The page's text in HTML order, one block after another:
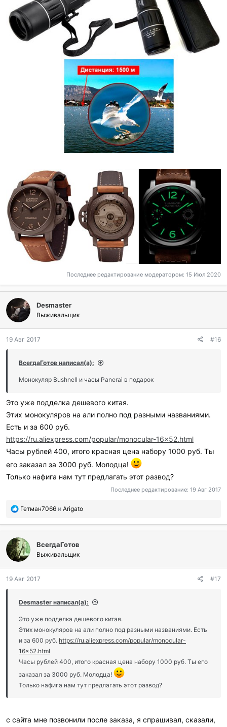
Последнее редактирование модератором: 15 Июл 2020
Desmaster
Выживальщик
19 Авг 2017 #16
ВсегдаГотов написал(а):
Монокуляр Bushnell и часы Panerai в подарок
Это уже подделка дешевого китая.
Этих монокуляров на али полно под разными названиями.
Есть и за 600 руб.
https://ru.aliexpress.com/popular/monocular-16x52.html
Часы рублей 400, итого красная цена набору 1000 руб. Ты
его заказал за 3000 руб. Молодца!
Только нафига нам тут предлагать этот развод?
Последнее редактирование: 19 Авг 2017
П
б
л
а
г
о
а
и
и
:
Гетман7066 и Arigato
ВсегдаГотов
Выживальщик
19 Авг 2017 #17
Desmaster написал(а):
Это уже подделка дешевого китая.
Этих монокуляров на али полно под разными названиями. Есть
и за 600 руб. https://ru.aliexpress.com/popular/monocular-
16x52.html
Часы рублей 400, итого красная цена набору 1000 руб. Ты его
заказал за 3000 руб. Молодца!
Только нафига нам тут предлагать этот развод?
с сайта мне позвонили после заказа, я спрашивал, сказали,